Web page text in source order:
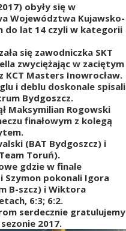
obyły się w
Województwa Kujawsko-
do lat 14 czyli w kategorii
się zawodniczka SKT
zwyciężając w zaciętym
KCT Masters Inowrocław.
i deblu doskonale spisali
Bydgoszcz.
Maksymilian Rogowski
finałowym z kolegą
(BAT Bydgoszcz) i
Toruń).
gdzie w finale
Szymon pokonali Igora
B-szcz) i Wiktora
6:3; 6:2.
serdecznie gratulujemy
2017.